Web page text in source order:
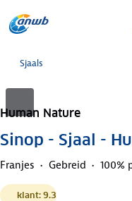
Sjaals
Human Nature
Sinop - Sjaal -
Franjes Gebreid 100%
klant: 9.3